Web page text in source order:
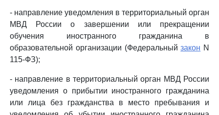
- направление уведомления в территориальный орган
МВД России о завершении или прекращении
обучения иностранного гражданина в
образовательной организации (Федеральныйзакон N
115-ФЗ);
- направление в территориальный орган МВД России
уведомления о прибытии иностранного гражданина
или лица без гражданства в место пребывания и